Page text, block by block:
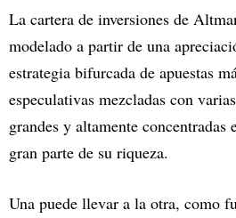
La cartera de inversiones de
modelado a partir de una
estrategia bifurcada de apuestas
especulativas mezcladas con
grandes y altamente concentradas
gran parte de su riqueza.
Una puede llevar a la otra, como